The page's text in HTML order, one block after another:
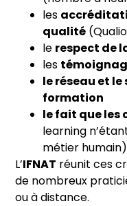
les
qualité
le respect de
les
le réseau et
formation
le fait que les
learning
métier humain)
L’IFNAT réunit ces
de nombreux
ou à distance.